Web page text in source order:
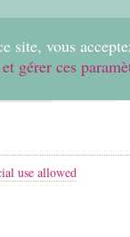
site, vous
gérer ces
use allowed